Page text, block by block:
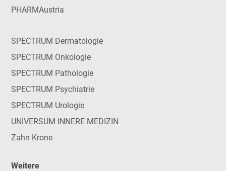
PHARMAustria
SPECTRUM Dermatologie
SPECTRUM Onkologie
SPECTRUM Pathologie
SPECTRUM Psychiatrie
SPECTRUM Urologie
UNIVERSUM INNERE MEDIZIN
Zahn Krone
Weitere